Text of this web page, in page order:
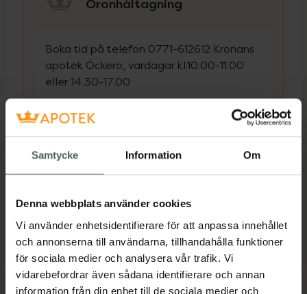
Samtycke Information Om
Denna webbplats använder cookies
Vi använder enhetsidentifierare för att anpassa innehållet
och annonserna till användarna, tillhandahålla funktioner
för sociala medier och analysera vår trafik. Vi
vidarebefordrar även sådana identifierare och annan
information från din enhet till de sociala medier och
Öronhåltagning
Boka tid på telefon 0771-612612 Kronans
apotek Öckerö, vardagar kl.10.00-11.00
eller 14.30-17.00
Inhalationsvägledning
Ingen bokning behövs utan utförs i
Priser och information